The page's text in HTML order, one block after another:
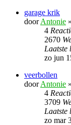
garage krik
doorAntonie »
4
2670
Laatste
zo jun
veerbollen
doorAntonie »
4
3709
Laatste
zo mar